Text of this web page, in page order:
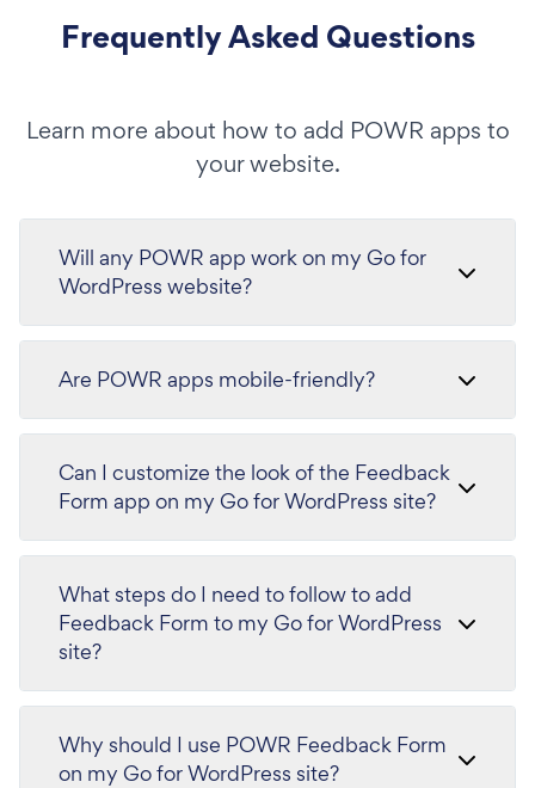
Frequently Asked Questions
Learn more about how to add POWR apps to
your website.
Will any POWR app work on my Go for
WordPress website?
Are POWR apps mobile-friendly?
Can I customize the look of the Feedback
Form app on my Go for WordPress site?
What steps do I need to follow to add
Feedback Form to my Go for WordPress
site?
Why should I use POWR Feedback Form
on my Go for WordPress site?